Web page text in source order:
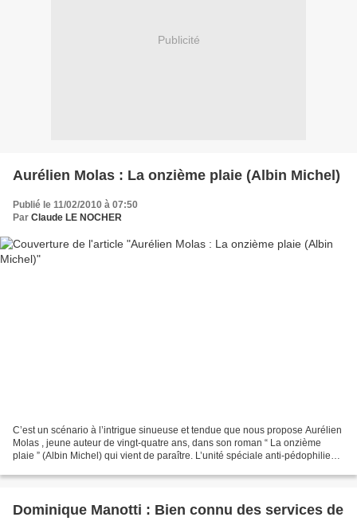
Publicité
Aurélien Molas : La onzième plaie (Albin Michel)
Publié le 11/02/2010 à 07:50
Par Claude LE NOCHER
C’est un scénario à l’intrigue sinueuse et tendue que nous propose Aurélien
Molas , jeune auteur de vingt-quatre ans, dans son roman “ La onzième
plaie ” (Albin Michel) qui vient de paraître. L’unité spéciale anti-pédophilie
Dominique Manotti : Bien connu des services de